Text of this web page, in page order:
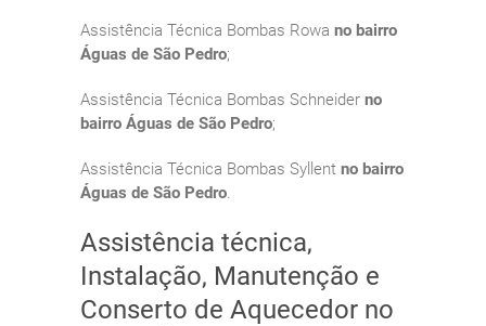
Assistência Técnica Bombas Rowa no bairro
Águas de São Pedro;
Assistência Técnica Bombas Schneider no
bairro Águas de São Pedro;
Assistência Técnica Bombas Syllent no bairro
Águas de São Pedro.
Assistência técnica,
Instalação, Manutenção e
Conserto de Aquecedor no